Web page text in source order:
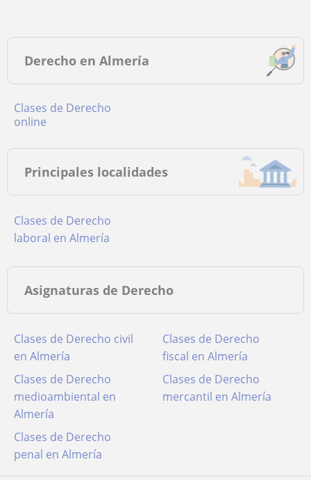
Derecho en Almería
Clases de Derecho
online
Principales localidades
Clases de Derecho
laboral en Almería
Asignaturas de Derecho
Clases de Derecho civil
en Almería
Clases de Derecho
fiscal en Almería
Clases de Derecho
medioambiental en
Almería
Clases de Derecho
mercantil en Almería
Clases de Derecho
penal en Almería